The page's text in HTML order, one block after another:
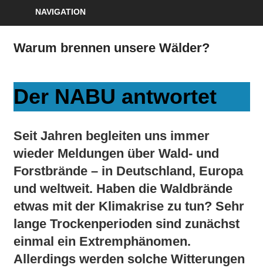
NAVIGATION
Warum brennen unsere Wälder?
Der NABU antwortet
Seit Jahren begleiten uns immer
wieder Meldungen über Wald- und
Forstbrände – in Deutschland, Europa
und weltweit. Haben die Waldbrände
etwas mit der Klimakrise zu tun? Sehr
lange Trockenperioden sind zunächst
einmal ein Extremphänomen.
Allerdings werden solche Witterungen